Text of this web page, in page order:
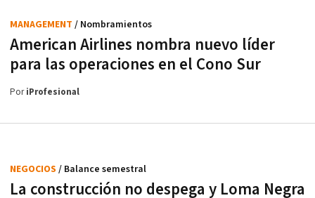
American Airlines nombra nuevo líder
para las operaciones en el Cono Sur
MANAGEMENT / Nombramientos
PoriProfesional
La construcción no despega y Loma Negra
NEGOCIOS / Balance semestral